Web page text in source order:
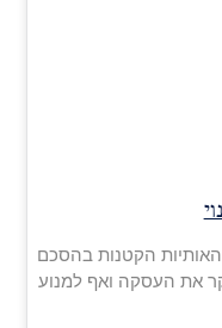
הקטנות בהסכם
את העסקה ואף למנוע